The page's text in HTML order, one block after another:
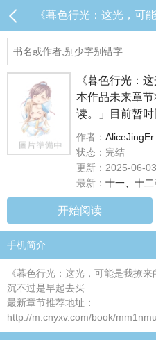
《暮色行光：
本作品未来章
读。」目前暂
作者： AliceJingEr
状态：完结
更新：2025-06-
最新： 十一、十二章预告｜灯火微
开始阅读
手机简介
《暮色行光：这光，可能是我撩
沉不过是早起去买 ...
最新章节推荐地址：
http://m.cnyxv.com/book/